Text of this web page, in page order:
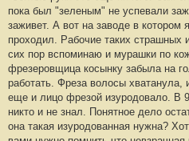
б
щ
н
и
#
3
пока был "зеленым" не успевали
заживет. А вот на заводе в котором
проходил. Рабочие таких страшных
сих пор вспоминаю и мурашки по
фрезеровщица косынку забыла на
работать. Фреза волосы хватанула,
еще и лицо фрезой изуродовало. В
никто и не знал. Понятное дело
она такая изуродованная нужна?